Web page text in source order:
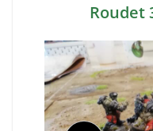
Roudet